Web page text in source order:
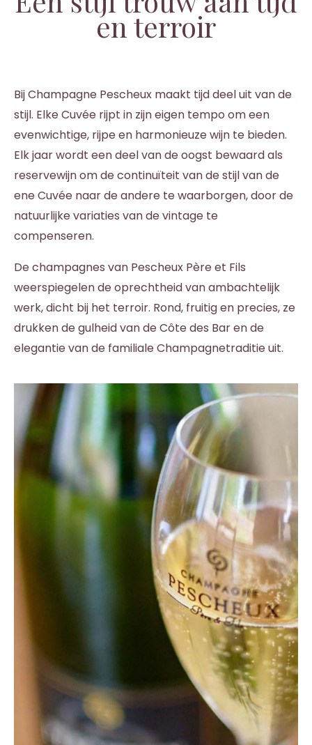
en terroir
Bij Champagne Pescheux maakt tijd deel uit van de
stijl. Elke Cuvée rijpt in zijn eigen tempo om een
evenwichtige, rijpe en harmonieuze wijn te bieden.
Elk jaar wordt een deel van de oogst bewaard als
reservewijn om de continuïteit van de stijl van de
ene Cuvée naar de andere te waarborgen, door de
natuurlijke variaties van de vintage te
compenseren.
De champagnes van Pescheux Père et Fils
weerspiegelen de oprechtheid van ambachtelijk
werk, dicht bij het terroir. Rond, fruitig en precies, ze
drukken de gulheid van de Côte des Bar en de
elegantie van de familiale Champagnetraditie uit.